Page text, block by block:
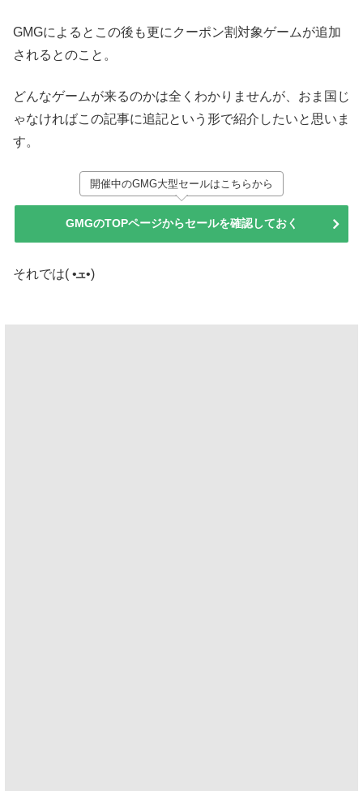
GMGによるとこの後も更にクーポン割対象ゲームが追加
されるとのこと。
どんなゲームが来るのかは全くわかりませんが、おま国じ
ゃなければこの記事に追記という形で紹介したいと思いま
す。
開催中のGMG大型セールはこちらから
GMGのTOPページからセールを確認しておく
それでは( •ܫ•)